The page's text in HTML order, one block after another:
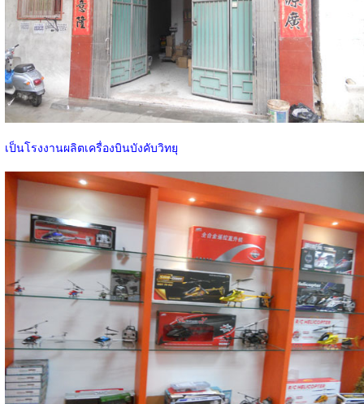
เป็นโรงงานผลิตเครื่องบินบังคับวิทยุ